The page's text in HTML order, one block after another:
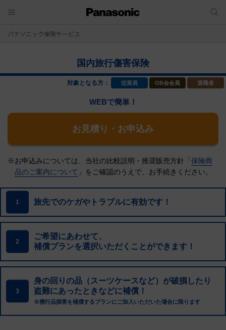
パナソニック保険サービス
国内旅行傷害保険
対象となる方： 従業員 OB会会員 退職者
WEBで簡単！
お見積り・お申込み
※お申込みについては、当社の比較説明・推奨販売方針「 保険商
品のご案内について 」をご確認のうえで、 お手続きください。
1 旅先でのケガやトラブルに有効です！
2
ご希望にあわせて、
補償プランを選択いただくことができます！
3
身の回りの品（スーツケースなど）が破損したり
盗難にあったときなどに補償！
※携行品損害を補償するプランにご加入いただいた場合に限ります